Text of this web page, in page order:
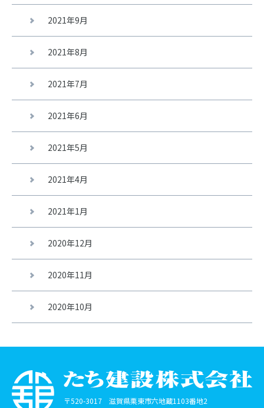
2021年9月
2021年8月
2021年7月
2021年6月
2021年5月
2021年4月
2021年1月
2020年12月
2020年11月
2020年10月
〒520-3017 滋賀県栗東市六地蔵1103番地2